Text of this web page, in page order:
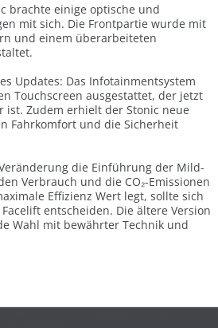
brachte einige optische und
mit sich. Die Frontpartie wurde mit
und einem überarbeiteten
Updates: Das Infotainmentsystem
Touchscreen ausgestattet, der jetzt
Zudem erhielt der Stonic neue
Fahrkomfort und die Sicherheit
die Einführung der Mild-
Verbrauch und die CO₂-Emissionen
Effizienz Wert legt, sollte sich
entscheiden. Die ältere Version
Wahl mit bewährter Technik und